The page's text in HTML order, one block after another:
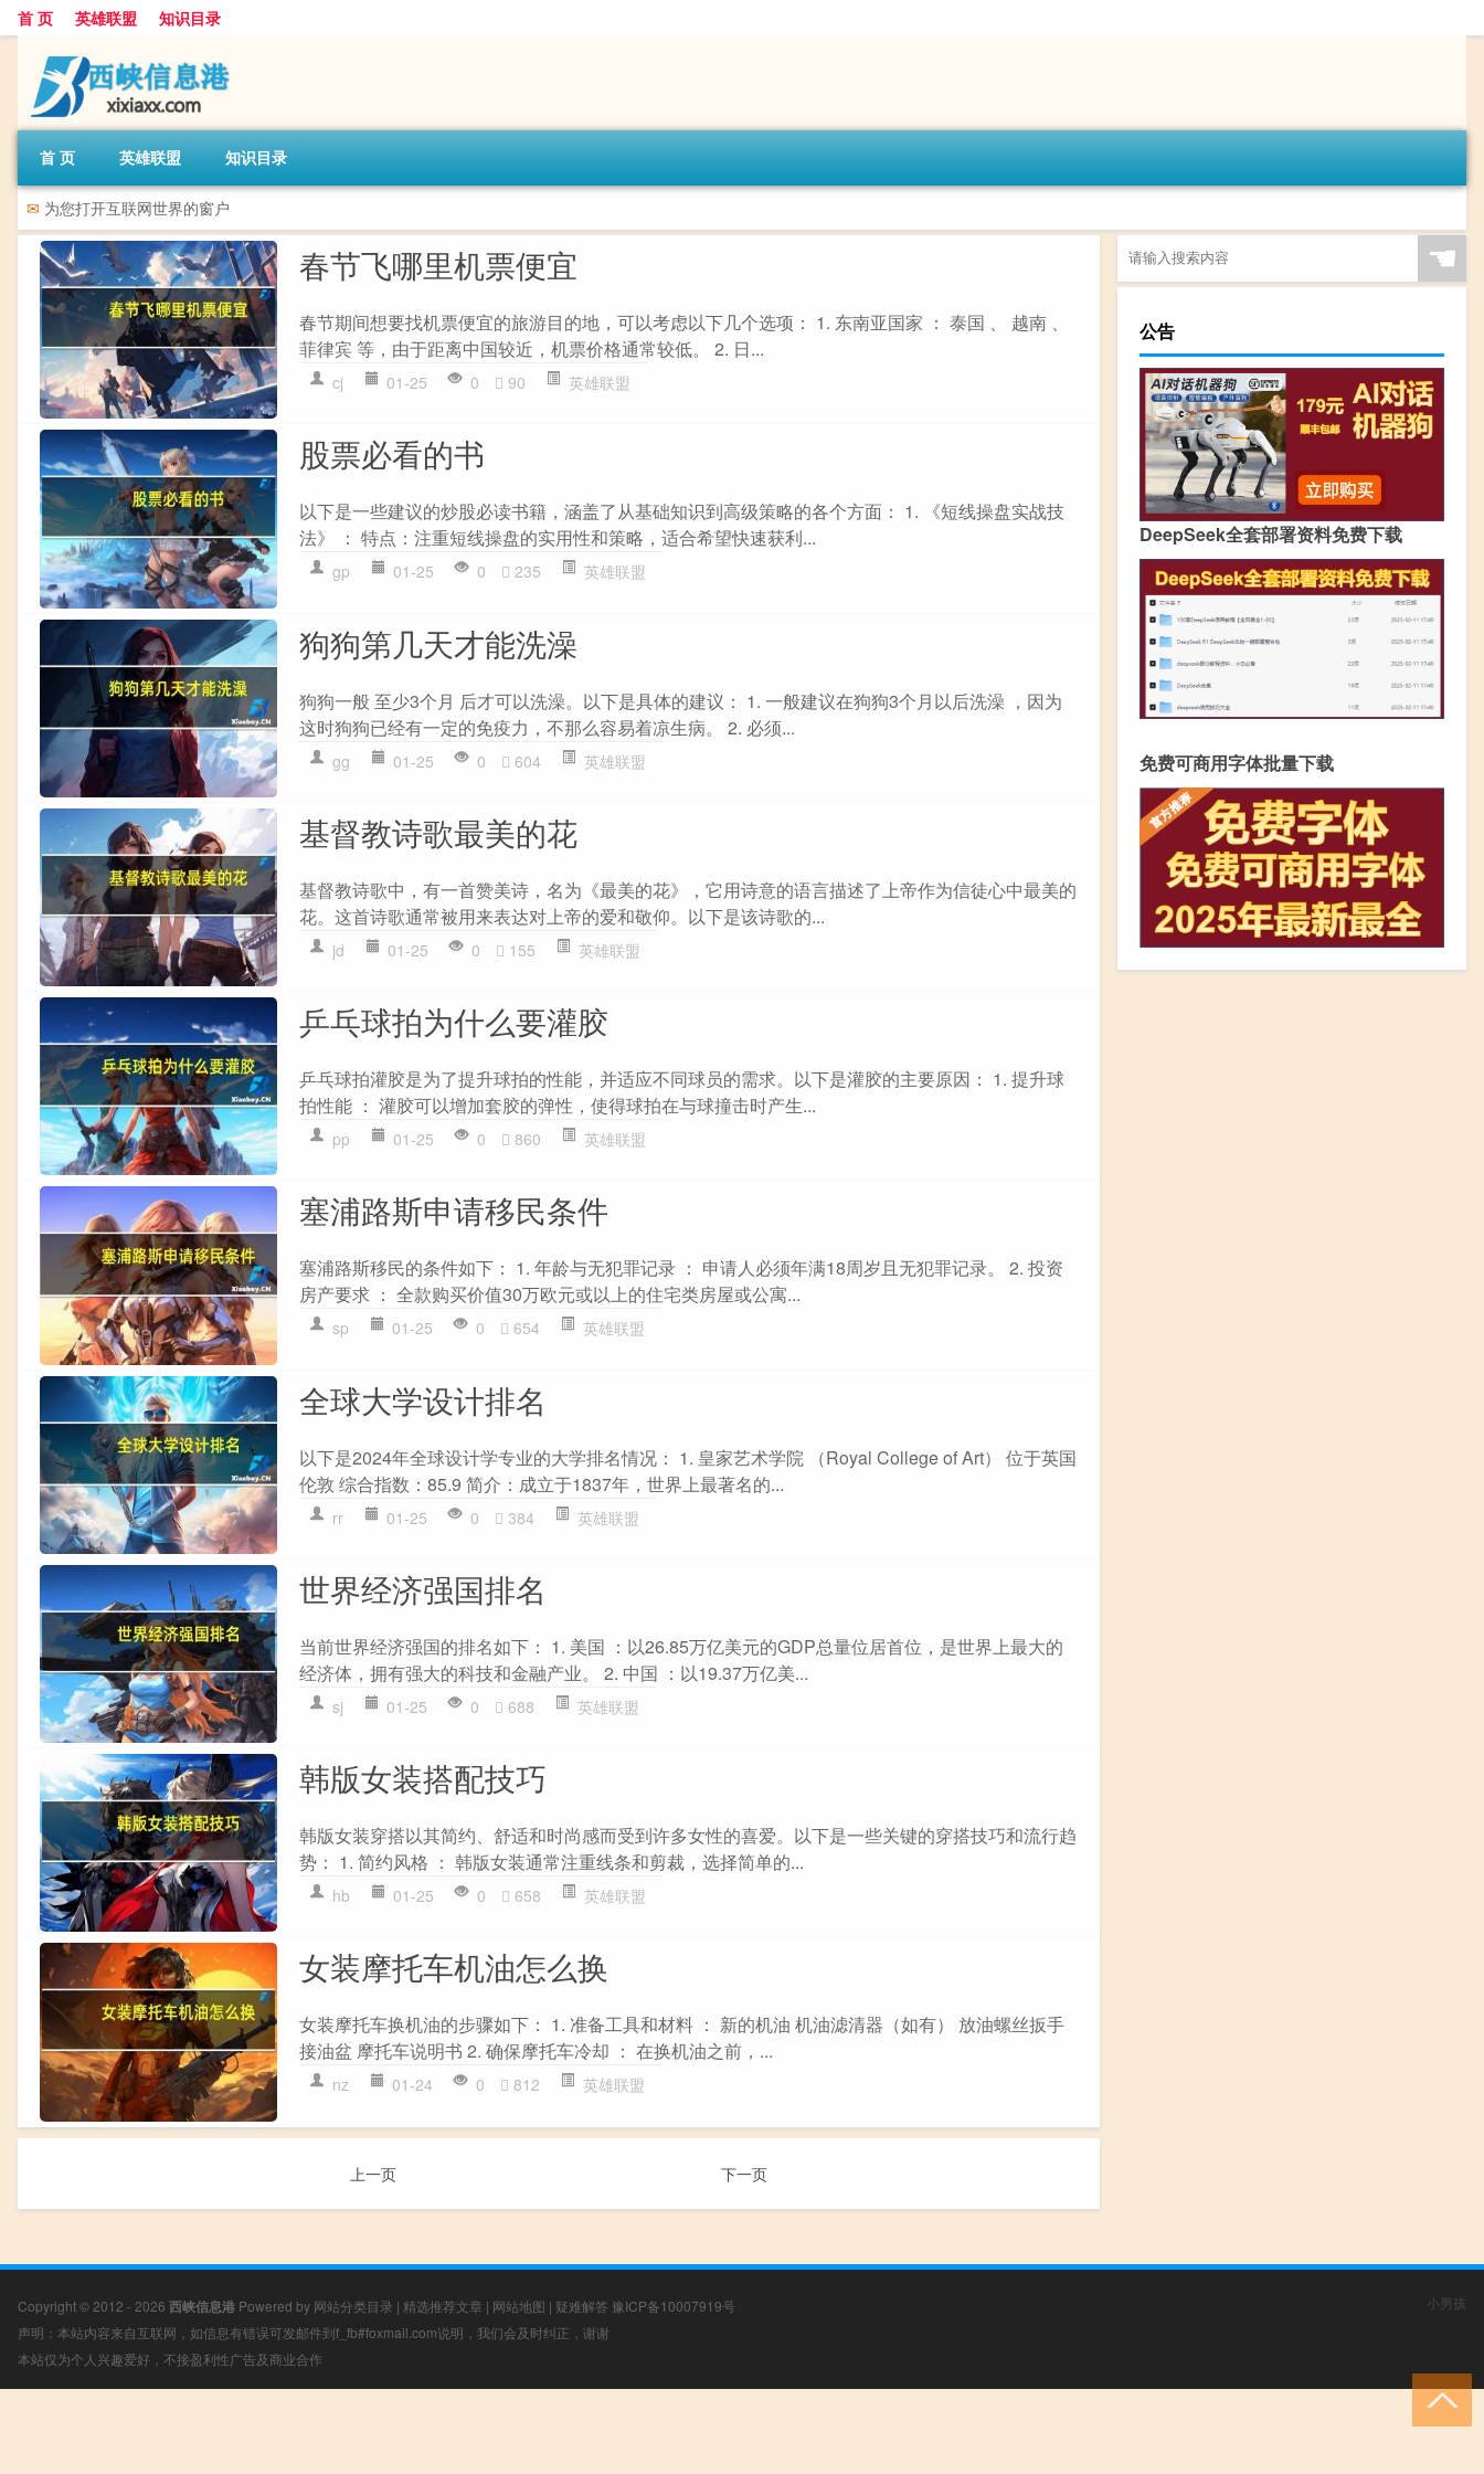
首 页 英雄联盟 知识目录
首 页 英雄联盟 知识目录
✉ 为您打开互联网世界的窗户
春节飞哪里机票便宜
春节期间想要找机票便宜的旅游目的地，可以考虑以下几个选项： 1. 东南亚国家 ： 泰国 、 越南 、
菲律宾 等，由于距离中国较近，机票价格通常较低。 2. 日...
cj 01-25 0 90 英雄联盟
股票必看的书
以下是一些建议的炒股必读书籍，涵盖了从基础知识到高级策略的各个方面： 1. 《短线操盘实战技
法》 ： 特点：注重短线操盘的实用性和策略，适合希望快速获利...
gp 01-25 0 235 英雄联盟
狗狗第几天才能洗澡
狗狗一般 至少3个月 后才可以洗澡。以下是具体的建议： 1. 一般建议在狗狗3个月以后洗澡 ，因为
这时狗狗已经有一定的免疫力，不那么容易着凉生病。 2. 必须...
gg 01-25 0 604 英雄联盟
基督教诗歌最美的花
基督教诗歌中，有一首赞美诗，名为《最美的花》，它用诗意的语言描述了上帝作为信徒心中最美的
花。这首诗歌通常被用来表达对上帝的爱和敬仰。以下是该诗歌的...
jd 01-25 0 155 英雄联盟
乒乓球拍为什么要灌胶
乒乓球拍灌胶是为了提升球拍的性能，并适应不同球员的需求。以下是灌胶的主要原因： 1. 提升球
拍性能 ： 灌胶可以增加套胶的弹性，使得球拍在与球撞击时产生...
pp 01-25 0 860 英雄联盟
塞浦路斯申请移民条件
塞浦路斯移民的条件如下： 1. 年龄与无犯罪记录 ： 申请人必须年满18周岁且无犯罪记录。 2. 投资
房产要求 ： 全款购买价值30万欧元或以上的住宅类房屋或公寓...
sp 01-25 0 654 英雄联盟
全球大学设计排名
以下是2024年全球设计学专业的大学排名情况： 1. 皇家艺术学院 （Royal College of Art） 位于英国
伦敦 综合指数：85.9 简介：成立于1837年，世界上最著名的...
rr 01-25 0 384 英雄联盟
世界经济强国排名
当前世界经济强国的排名如下： 1. 美国 ：以26.85万亿美元的GDP总量位居首位，是世界上最大的
经济体，拥有强大的科技和金融产业。 2. 中国 ：以19.37万亿美...
sj 01-25 0 688 英雄联盟
韩版女装搭配技巧
韩版女装穿搭以其简约、舒适和时尚感而受到许多女性的喜爱。以下是一些关键的穿搭技巧和流行趋
势： 1. 简约风格 ： 韩版女装通常注重线条和剪裁，选择简单的...
hb 01-25 0 658 英雄联盟
女装摩托车机油怎么换
女装摩托车换机油的步骤如下： 1. 准备工具和材料 ： 新的机油 机油滤清器（如有） 放油螺丝扳手
接油盆 摩托车说明书 2. 确保摩托车冷却 ： 在换机油之前，...
nz 01-24 0 812 英雄联盟
上一页 下一页
☚
公告
DeepSeek全套部署资料免费下载
免费可商用字体批量下载
Copyright © 2012 - 2026 西峡信息港 Powered by 网站分类目录 | 精选推荐文章 | 网站地图 | 疑难解答 豫ICP备10007919号
声明：本站内容来自互联网，如信息有错误可发邮件到f_fb#foxmail.com说明，我们会及时纠正，谢谢
本站仅为个人兴趣爱好，不接盈利性广告及商业合作
小男孩